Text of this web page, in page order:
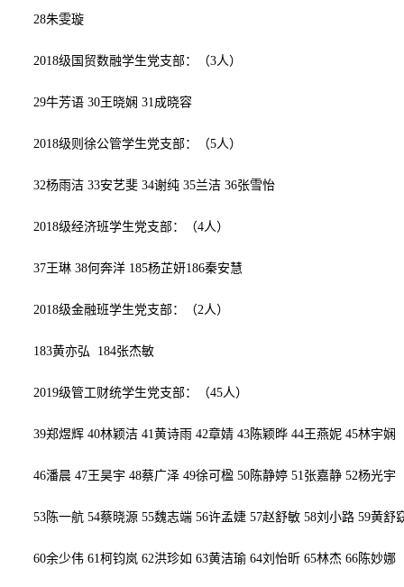
28朱雯璇
2018级国贸数融学生党支部：（3人）
29牛芳语 30王晓娴 31成晓容
2018级则徐公管学生党支部：（5人）
32杨雨洁 33安艺斐 34谢纯 35兰洁 36张雪怡
2018级经济班学生党支部：（4人）
37王琳 38何奔洋 185杨芷妍186秦安慧
2018级金融班学生党支部： （2人）
183黄亦弘 184张杰敏
2019级管工财统学生党支部：（45人）
39郑煜辉 40林颖洁 41黄诗雨 42章婧 43陈颖晔 44王燕妮 45林宇娴
46潘晨 47王昊宇 48蔡广泽 49徐可楹 50陈静婷 51张嘉静 52杨光宇
53陈一航 54蔡晓源 55魏志端 56许孟婕 57赵舒敏 58刘小路 59黄舒
60余少伟 61柯钧岚 62洪珍如 63黄洁瑜 64刘怡昕 65林杰 66陈妙娜